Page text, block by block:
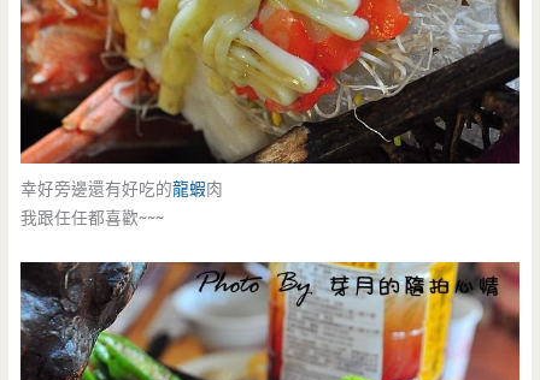
幸好旁邊還有好吃的龍蝦肉
我跟任任都喜歡~~~